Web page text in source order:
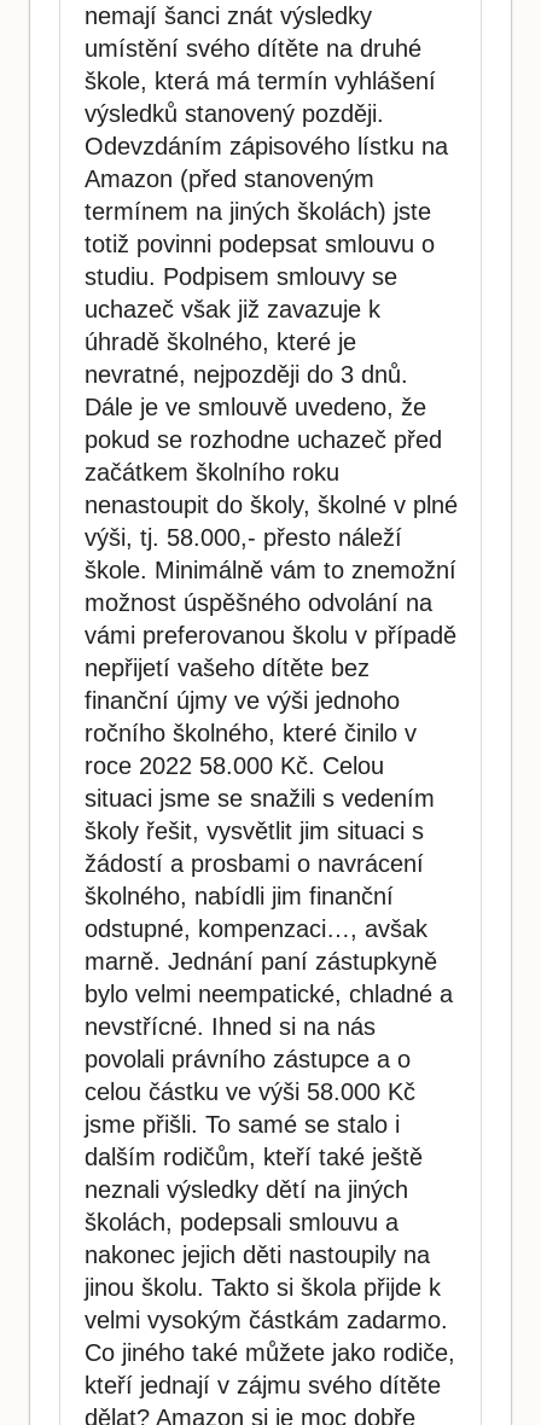
nemají šanci znát výsledky
umístění svého dítěte na druhé
škole, která má termín vyhlášení
výsledků stanovený později.
Odevzdáním zápisového lístku na
Amazon (před stanoveným
termínem na jiných školách) jste
totiž povinni podepsat smlouvu o
studiu. Podpisem smlouvy se
uchazeč však již zavazuje k
úhradě školného, které je
nevratné, nejpozději do 3 dnů.
Dále je ve smlouvě uvedeno, že
pokud se rozhodne uchazeč před
začátkem školního roku
nenastoupit do školy, školné v plné
výši, tj. 58.000,- přesto náleží
škole. Minimálně vám to znemožní
možnost úspěšného odvolání na
vámi preferovanou školu v případě
nepřijetí vašeho dítěte bez
finanční újmy ve výši jednoho
ročního školného, které činilo v
roce 2022 58.000 Kč. Celou
situaci jsme se snažili s vedením
školy řešit, vysvětlit jim situaci s
žádostí a prosbami o navrácení
školného, nabídli jim finanční
odstupné, kompenzaci…, avšak
marně. Jednání paní zástupkyně
bylo velmi neempatické, chladné a
nevstřícné. Ihned si na nás
povolali právního zástupce a o
celou částku ve výši 58.000 Kč
jsme přišli. To samé se stalo i
dalším rodičům, kteří také ještě
neznali výsledky dětí na jiných
školách, podepsali smlouvu a
nakonec jejich děti nastoupily na
jinou školu. Takto si škola přijde k
velmi vysokým částkám zadarmo.
Co jiného také můžete jako rodiče,
kteří jednají v zájmu svého dítěte
dělat? Amazon si je moc dobře